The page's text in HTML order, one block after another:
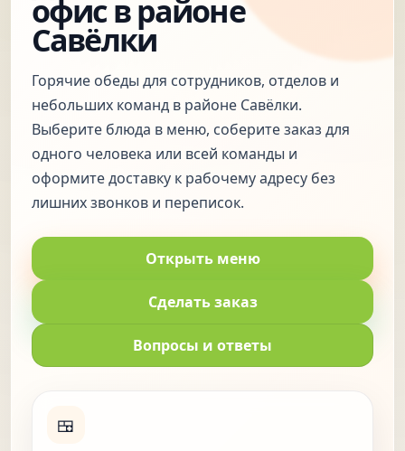
офис в районе
Савёлки
Горячие обеды для сотрудников, отделов и
небольших команд в районе Савёлки.
Выберите блюда в меню, соберите заказ для
одного человека или всей команды и
оформите доставку к рабочему адресу без
лишних звонков и переписок.
Открыть меню
Сделать заказ
Вопросы и ответы
🍱